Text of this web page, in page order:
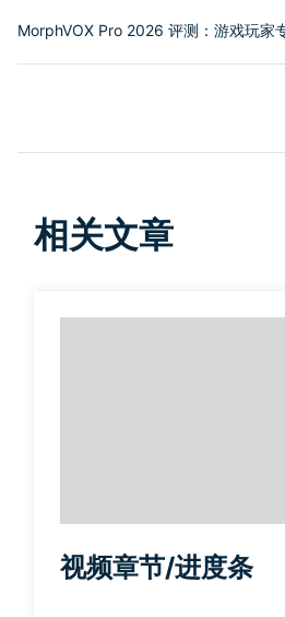
MorphVOX Pro 2026 评测：游戏玩家
相关文章
视频章节/进度条